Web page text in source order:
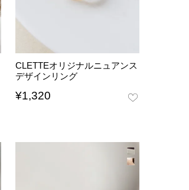
CLETTEオリジナルニュアンス
デザインリング
¥1,320